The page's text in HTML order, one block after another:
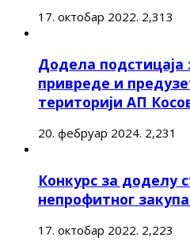
17. октобар 2022. 2,313
Додела подстицаја
привреде и
територији АП
20. фебруар 2024. 2,231
Конкурс за доделу
непрофитног
17. октобар 2022. 2,223